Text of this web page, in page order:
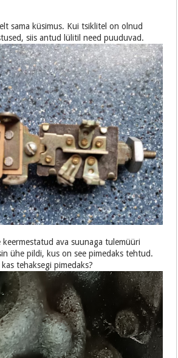
sama küsimus. Kui tsiklitel on olnud
siis antud lülitil need puuduvad.
keermestatud ava suunaga tulemüüri
ühe pildi, kus on see pimedaks tehtud.
tehaksegi pimedaks?